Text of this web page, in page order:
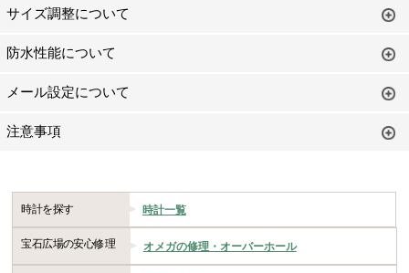
サイズ調整について
防水性能について
メール設定について
注意事項
時計を探す 時計一覧
宝石広場の安心修理 オメガの修理・オーバーホール